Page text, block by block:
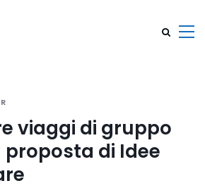
viaggi di gruppo
di Idee